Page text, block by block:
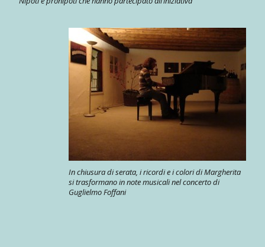
In chiusura di serata, i ricordi e i colori di Margherita
si trasformano in note musicali nel concerto di
Guglielmo Foffani